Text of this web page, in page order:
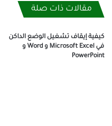
مقالات ذات صلة
كيفية إيقاف تشغيل الوضع الداكن
في Microsoft Excel و Word و
PowerPoint